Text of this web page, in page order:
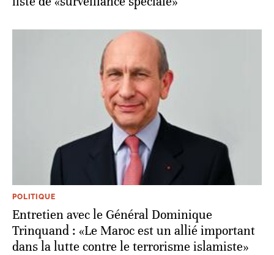
POLITIQUE
Entretien avec le Général Dominique
Trinquand : «Le Maroc est un allié important
dans la lutte contre le terrorisme islamiste»